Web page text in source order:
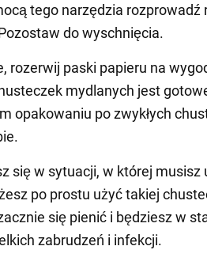
tego narzędzia
do wyschnięcia.
rozerwij paski papieru na
mydlanych jest
opakowaniu po zwykłych
się w sytuacji, w której musisz
po prostu użyć takiej
się pienić i będziesz w
zabrudzeń i infekcji.